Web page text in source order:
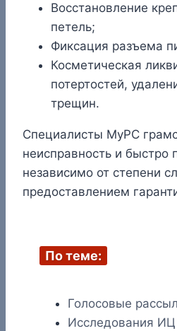
Восстановление
петель;
Фиксация разъема
Косметическая
потертостей,
трещин.
Специалисты MyPC
неисправность и быстро
независимо от степени
предоставлением
По теме:
Голосовые
Исследования